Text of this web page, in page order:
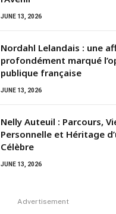
JUNE 13, 2026
Nordahl Lelandais : une
profondément marqué
publique française
JUNE 13, 2026
Nelly Auteuil : Parcours,
Personnelle et Héritage
Célèbre
JUNE 13, 2026
Advertisement